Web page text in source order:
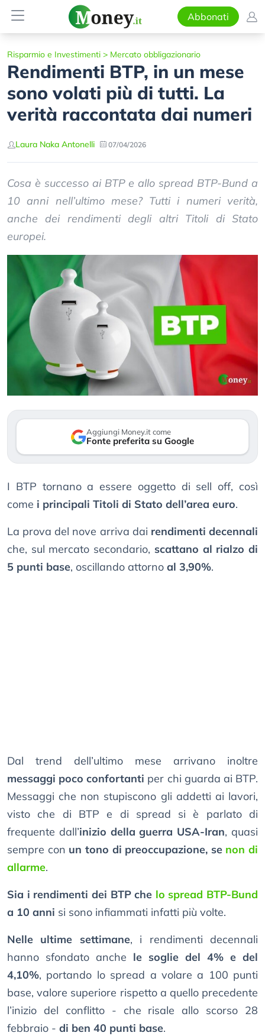
Abbonati
Risparmio e Investimenti > Mercato obbligazionario
Rendimenti BTP, in un mese
sono volati più di tutti. La
verità raccontata dai numeri
Laura Naka Antonelli 07/04/2026
Cosa è successo ai BTP e allo spread BTP-Bund a
10 anni nell’ultimo mese? Tutti i numeri verità,
anche dei rendimenti degli altri Titoli di Stato
europei.
Aggiungi Money.it come
Fonte preferita su Google
I BTP tornano a essere oggetto di sell off, così
come i principali Titoli di Stato dell’area euro.
La prova del nove arriva dai rendimenti decennali
che, sul mercato secondario, scattano al rialzo di
5 punti base, oscillando attorno al 3,90%.
Dal trend dell’ultimo mese arrivano inoltre
messaggi poco confortanti per chi guarda ai BTP.
Messaggi che non stupiscono gli addetti ai lavori,
visto che di BTP e di spread si è parlato di
frequente dall’inizio della guerra USA-Iran, quasi
sempre con un tono di preoccupazione, se non di
allarme.
Sia i rendimenti dei BTP che lo spread BTP-Bund
a 10 anni si sono infiammati infatti più volte.
Nelle ultime settimane, i rendimenti decennali
hanno sfondato anche le soglie del 4% e del
4,10%, portando lo spread a volare a 100 punti
base, valore superiore rispetto a quello precedente
l’inizio del conflitto - che risale allo scorso 28
febbraio - di ben 40 punti base.